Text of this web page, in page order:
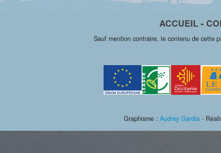
ACCUEIL -
Sauf mention contraire, le contenu de cette
Graphisme : Audrey Gardia -